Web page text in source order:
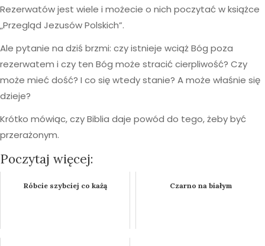
Rezerwatów jest wiele i możecie o nich poczytać w książce
„Przegląd Jezusów Polskich”.
Ale pytanie na dziś brzmi: czy istnieje wciąż Bóg poza
rezerwatem i czy ten Bóg może stracić cierpliwość? Czy
może mieć dość? I co się wtedy stanie? A może właśnie się
dzieje?
Krótko mówiąc, czy Biblia daje powód do tego, żeby być
przerażonym.
Poczytaj więcej:
Róbcie szybciej co każą Czarno na białym